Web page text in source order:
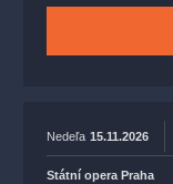
Nedeľa 15.11.2026
Státní opera Praha